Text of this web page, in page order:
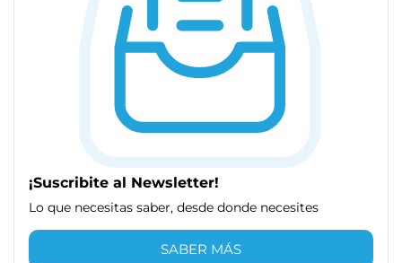
¡Suscribite al Newsletter!
Lo que necesitas saber, desde donde necesites
SABER MÁS